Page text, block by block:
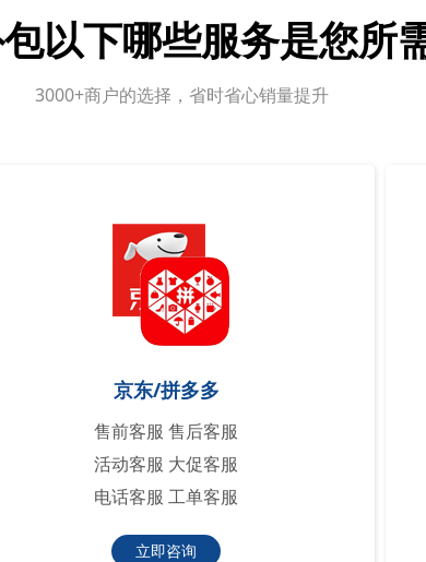
以下哪些服务是您所
3000+商户的选择，省时省心销量提升
京东/拼多多
售前客服 售后客服
活动客服 大促客服
电话客服 工单客服
立即咨询